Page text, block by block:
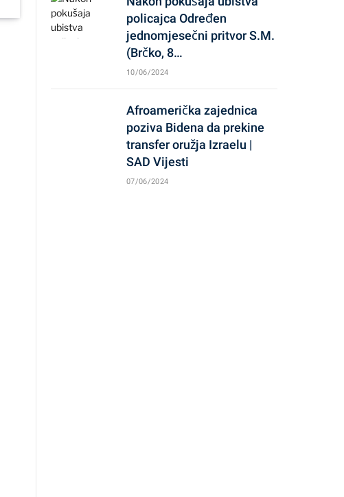
policajca Određen
jednomjesečni pritvor S.M.
(Brčko, 8…
10/06/2024
Afroamerička zajednica
poziva Bidena da prekine
transfer oružja Izraelu |
SAD Vijesti
07/06/2024